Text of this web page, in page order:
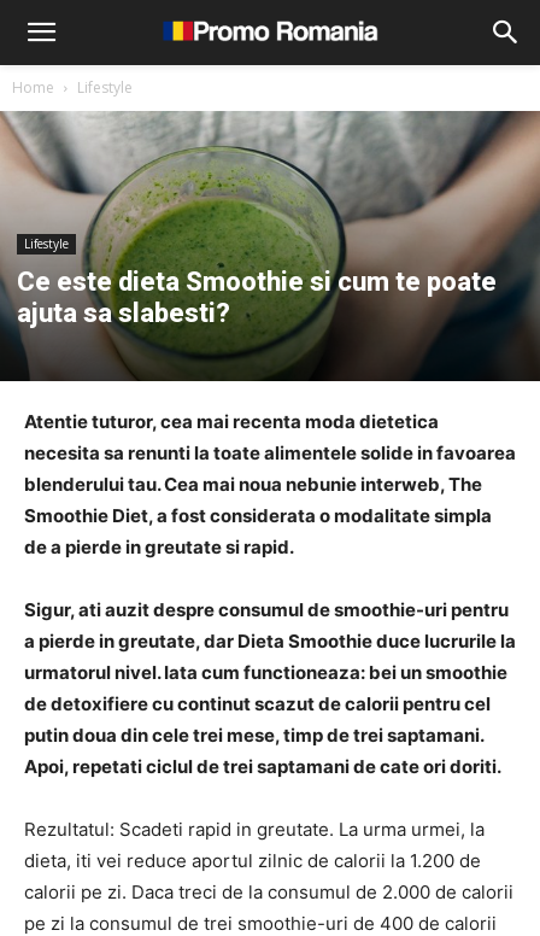
Home Lifestyle
Lifestyle
Ce este dieta Smoothie si cum te poate
ajuta sa slabesti?
Atentie tuturor, cea mai recenta moda dietetica
necesita sa renunti la toate alimentele solide in favoarea
blenderului tau. Cea mai noua nebunie interweb, The
Smoothie Diet, a fost considerata o modalitate simpla
de a pierde in greutate si rapid.
Sigur, ati auzit despre consumul de smoothie-uri pentru
a pierde in greutate, dar Dieta Smoothie duce lucrurile la
urmatorul nivel. Iata cum functioneaza: bei un smoothie
de detoxifiere cu continut scazut de calorii pentru cel
putin doua din cele trei mese, timp de trei saptamani.
Apoi, repetati ciclul de trei saptamani de cate ori doriti.
Rezultatul: Scadeti rapid in greutate. La urma urmei, la
dieta, iti vei reduce aportul zilnic de calorii la 1.200 de
calorii pe zi. Daca treci de la consumul de 2.000 de calorii
pe zi la consumul de trei smoothie-uri de 400 de calorii